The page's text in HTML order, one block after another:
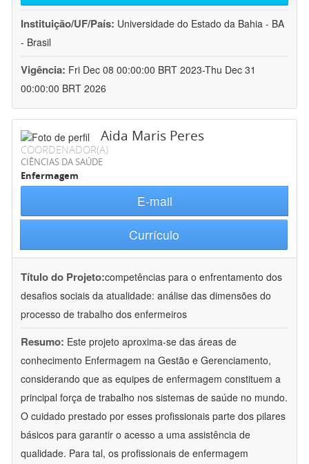
Instituição/UF/País: Universidade do Estado da Bahia - BA
- Brasil
Vigência: Fri Dec 08 00:00:00 BRT 2023-Thu Dec 31
00:00:00 BRT 2026
Aida Maris Peres
COORDENADOR(A)
CIÊNCIAS DA SAÚDE
Enfermagem
E-mail
Currículo
Título do Projeto:competências para o enfrentamento dos
desafios sociais da atualidade: análise das dimensões do
processo de trabalho dos enfermeiros
Resumo: Este projeto aproxima-se das áreas de
conhecimento Enfermagem na Gestão e Gerenciamento,
considerando que as equipes de enfermagem constituem a
principal força de trabalho nos sistemas de saúde no mundo.
O cuidado prestado por esses profissionais parte dos pilares
básicos para garantir o acesso a uma assistência de
qualidade. Para tal, os profissionais de enfermagem